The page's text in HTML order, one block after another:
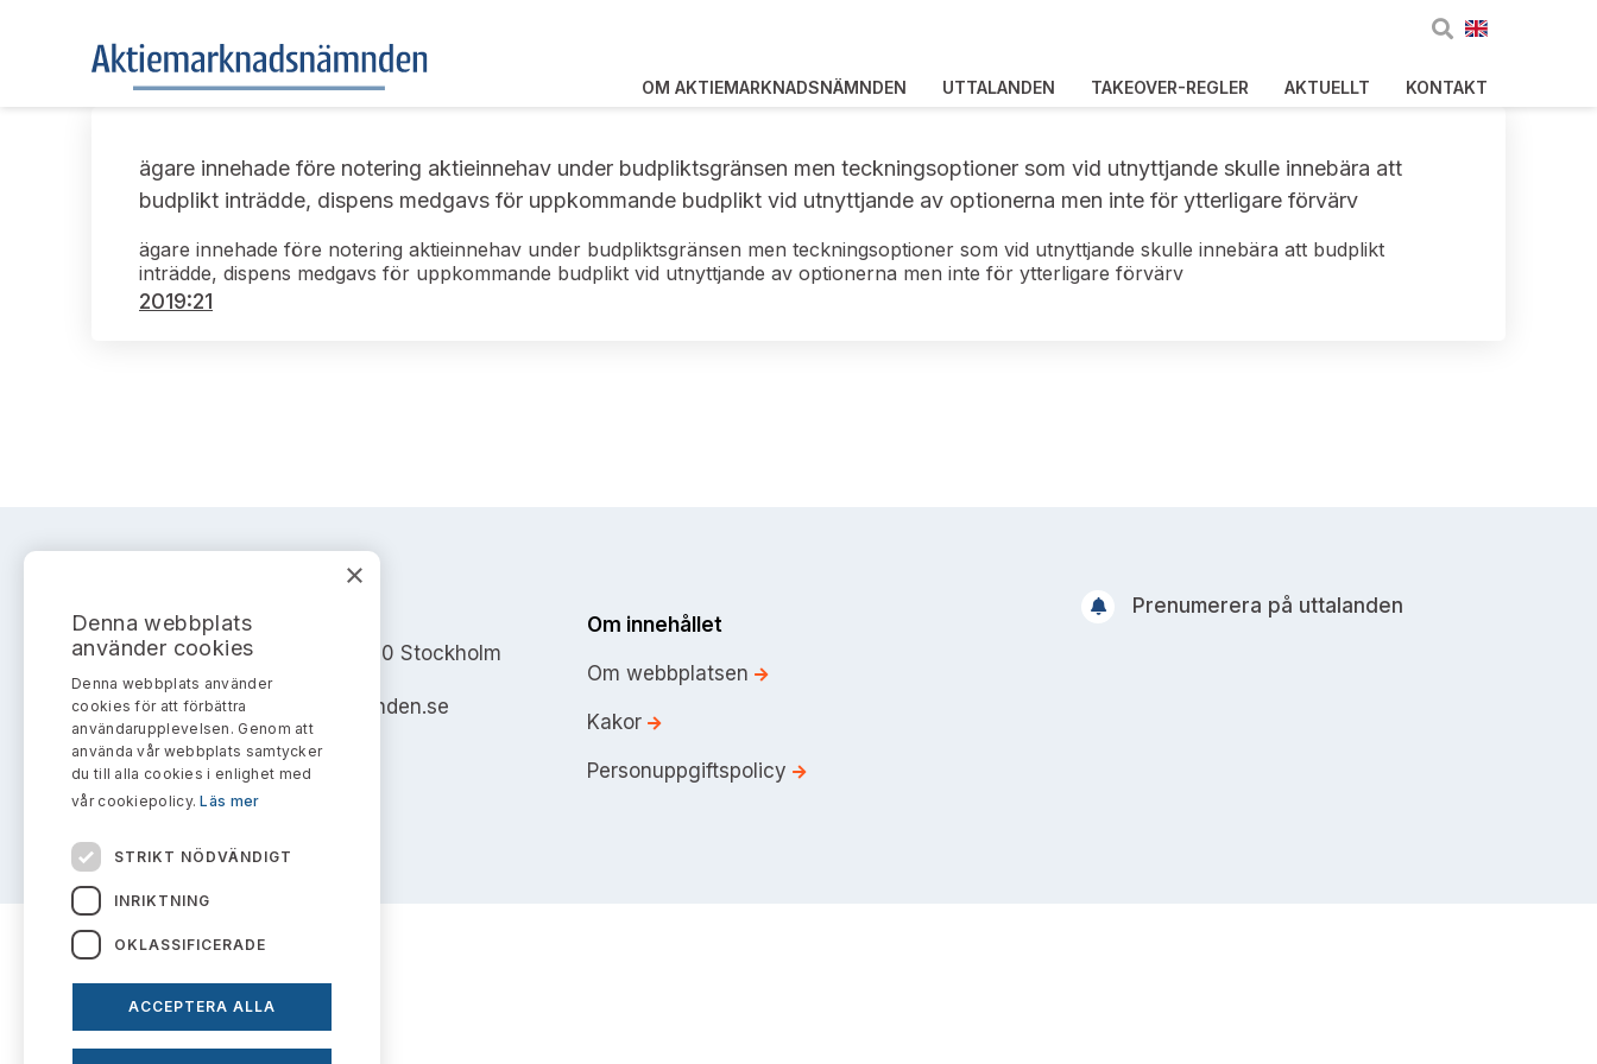
OM AKTIEMARKNADSNÄMNDEN UTTALANDEN TAKEOVER-REGLER AKTUELLT KONTAKT
ägare innehade före notering aktieinnehav under budpliktsgränsen men teckningsoptioner som vid utnyttjande skulle innebära att
budplikt inträdde, dispens medgavs för uppkommande budplikt vid utnyttjande av optionerna men inte för ytterligare förvärv
ägare innehade före notering aktieinnehav under budpliktsgränsen men teckningsoptioner som vid utnyttjande skulle innebära att budplikt
inträdde, dispens medgavs för uppkommande budplikt vid utnyttjande av optionerna men inte för ytterligare förvärv
2019:21
Address: Box 7354, 103 90 Stockholm
info@aktiemarknadsnamnden.se
Om innehållet
Om webbplatsen
Kakor
Personuppgiftspolicy
Prenumerera på uttalanden
×
Denna webbplats
använder cookies
Denna webbplats använder
cookies för att förbättra
användarupplevelsen. Genom att
använda vår webbplats samtycker
du till alla cookies i enlighet med
vår cookiepolicy.Läs mer
STRIKT NÖDVÄNDIGT
INRIKTNING
OKLASSIFICERADE
ACCEPTERA ALLA